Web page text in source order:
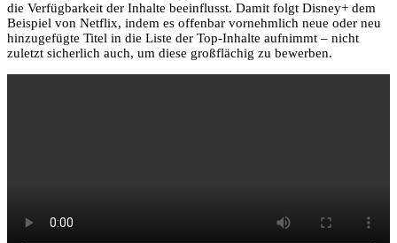
die Verfügbarkeit der Inhalte beeinflusst. Damit folgt Disney+ dem
Beispiel von Netflix, indem es offenbar vornehmlich neue oder neu
hinzugefügte Titel in die Liste der Top-Inhalte aufnimmt – nicht
zuletzt sicherlich auch, um diese großflächig zu bewerben.